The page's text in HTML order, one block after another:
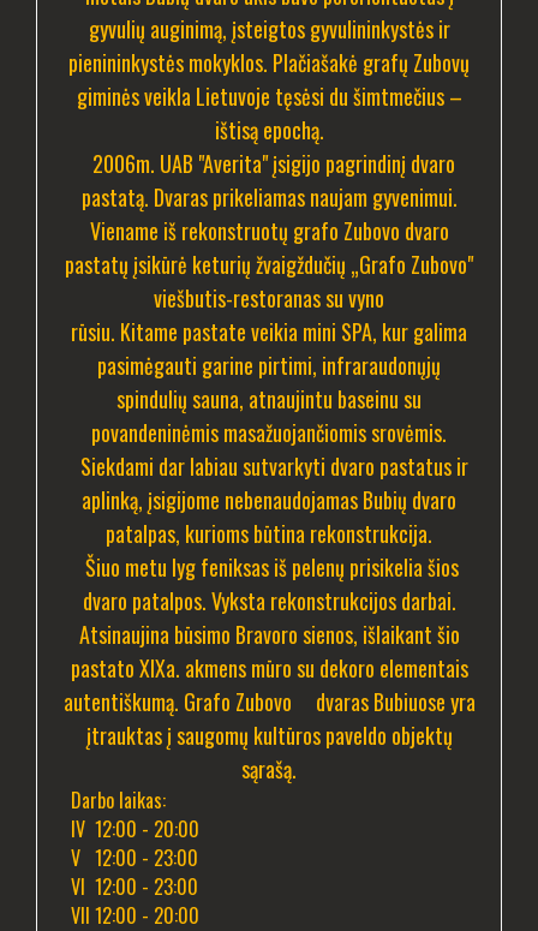
gyvulių auginimą, įsteigtos gyvulininkystės ir
pienininkystės mokyklos. Plačiašakė grafų Zubovų
giminės veikla Lietuvoje tęsėsi du šimtmečius –
ištisą epochą.
2006m. UAB "Averita" įsigijo pagrindinį dvaro
pastatą. Dvaras prikeliamas naujam gyvenimui.
Viename iš rekonstruotų grafo Zubovo dvaro
pastatų įsikūrė keturių žvaigždučių „Grafo Zubovo"
viešbutis-restoranas su vyno
rūsiu. Kitame pastate veikia mini SPA, kur galima
pasimėgauti garine pirtimi, infraraudonųjų
spindulių sauna, atnaujintu baseinu su
povandeninėmis masažuojančiomis srovėmis.
Siekdami dar labiau sutvarkyti dvaro pastatus ir
aplinką, įsigijome nebenaudojamas Bubių dvaro
patalpas, kurioms būtina rekonstrukcija.
Šiuo metu lyg feniksas iš pelenų prisikelia šios
dvaro patalpos. Vyksta rekonstrukcijos darbai.
Atsinaujina būsimo Bravoro sienos, išlaikant šio
pastato XIXa. akmens mūro su dekoro elementais
autentiškumą. Grafo Zubovo dvaras Bubiuose yra
įtrauktas į saugomų kultūros paveldo objektų
sąrašą.
Darbo laikas:
IV 12:00 - 20:00
V 12:00 - 23:00
VI 12:00 - 23:00
VII 12:00 - 20:00